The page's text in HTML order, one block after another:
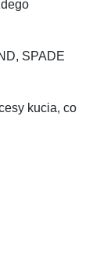
SPADE
kucia, co